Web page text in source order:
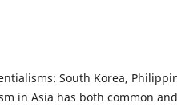
South Korea,
in Asia has both common